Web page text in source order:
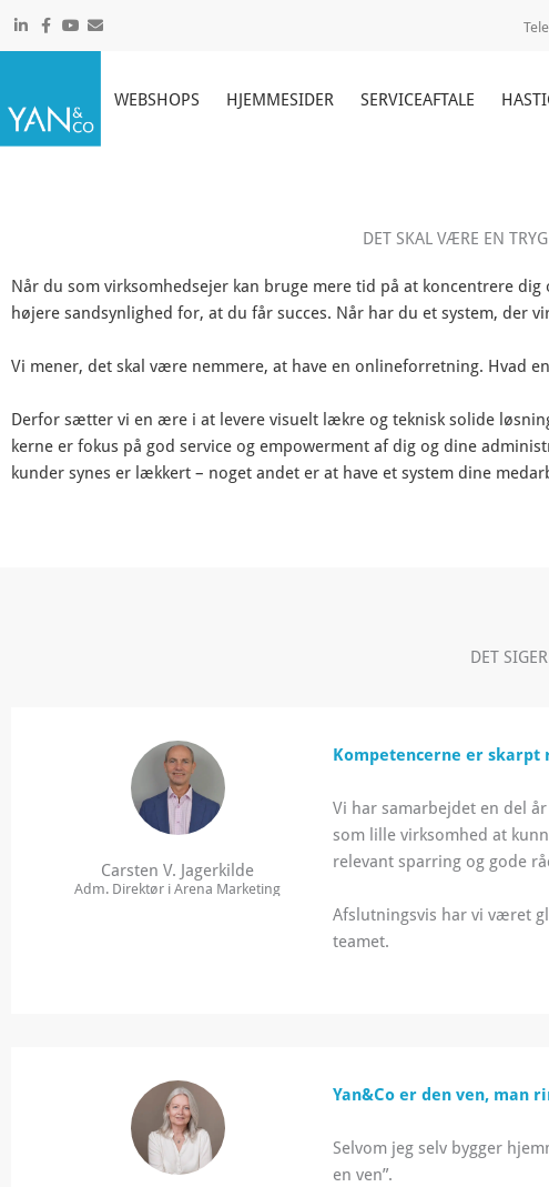
Gå
WEBSHOPS HJEMMESIDER SERVICEAFTALE
DET SKAL VÆRE EN
Når du som virksomhedsejer kan bruge mere tid på at koncentrere
højere sandsynlighed for, at du får succes. Når har du et system, der
Vi mener, det skal være nemmere, at have en onlineforretning. Hvad
Derfor sætter vi en ære i at levere visuelt lækre og teknisk solide
kerne er fokus på god service og empowerment af dig og dine
kunder synes er lækkert – noget andet er at have et system dine
DET
Carsten V. Jagerkilde
Adm. Direktør i Arena Marketing
Kompetencerne er
Vi har samarbejdet en del
som lille virksomhed at
relevant sparring og gode
Afslutningsvis har vi været
teamet.
Yan&Co er den ven, man
Selvom jeg selv bygger
en ven”.